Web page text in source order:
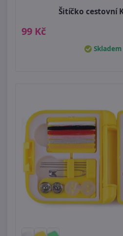
Šitíčko cestovní
99 Kč
Skladem